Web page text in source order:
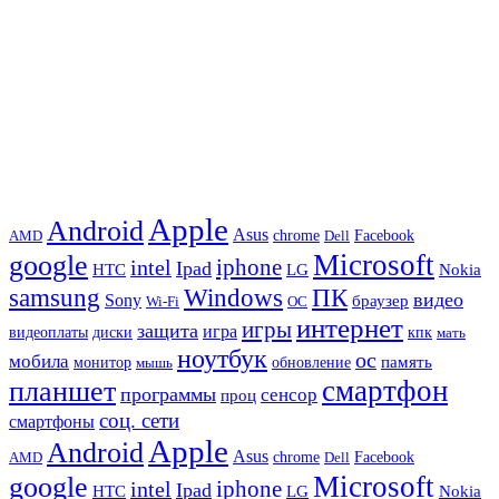
AMD Android Apple Asus chrome Dell Facebook
google HTC intel Ipad iphone LG Microsoft Nokia
samsung Sony Wi-Fi Windows ОС ПК браузер видео
видеоплаты диски защита игра игрыинтернет кпк мать
мобила монитор мышь ноутбук обновление ос память
планшет программы проц сенсор смартфон
смартфоны соц. сети
AMD Android Apple Asus chrome Dell Facebook
google HTC intel Ipad iphone LG Microsoft Nokia